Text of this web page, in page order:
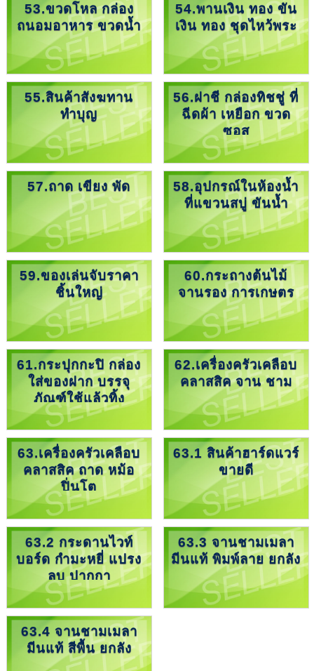
53.ขวดโหล กล่อง
ถนอมอาหาร ขวดน้ำ
54.พานเงิน ทอง ขัน
เงิน ทอง ชุดไหว้พระ
55.สินค้าสังฆทาน
ทำบุญ
56.ฝาชี กล่องทิชชู่ ที่
ฉีดผ้า เหยือก ขวด
ซอส
57.ถาด เขียง พัด
58.อุปกรณ์ในห้องน้ำ
ที่แขวนสบู่ ขันน้ำ
59.ของเล่นจับราคา
ชิ้นใหญ่
60.กระถางต้นไม้
จานรอง การเกษตร
61.กระปุกกะปิ กล่อง
ใส่ของฝาก บรรจุ
ภัณฑ์ใช้แล้วทิ้ง
62.เครื่องครัวเคลือบ
คลาสสิค จาน ชาม
63.เครื่องครัวเคลือบ
คลาสสิค ถาด หม้อ
ปิ่นโต
63.1 สินค้าฮาร์ดแวร์
ขายดี
63.2 กระดานไวท์
บอร์ด กำมะหยี่ แปรง
ลบ ปากกา
63.3 จานชามเมลา
มีนแท้ พิมพ์ลาย ยกลัง
63.4 จานชามเมลา
มีนแท้ สีพื้น ยกลัง